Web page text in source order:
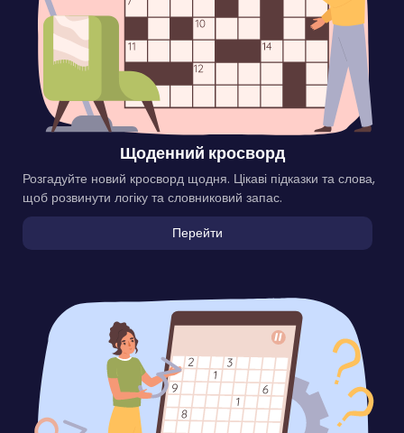
Щоденний кросворд
Розгадуйте новий кросворд щодня. Цікаві підказки та слова,
щоб розвинути логіку та словниковий запас.
Перейти